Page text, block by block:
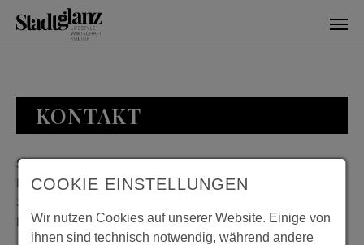
KONTAKT
Stadtglanz / mediaworld GmbH
Bankplatz 8
38100 Braunschweig
Deutschland
COOKIE EINSTELLUNGEN
Wir nutzen Cookies auf unserer Website. Einige von
ihnen sind technisch notwendig, während andere